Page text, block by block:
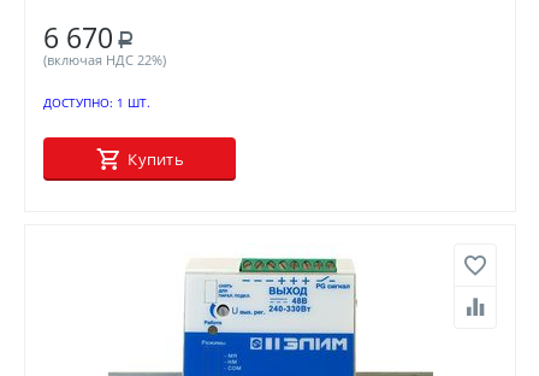
6 670 Р
(включая НДС 22%)
ДОСТУПНО: 1 ШТ.
Купить